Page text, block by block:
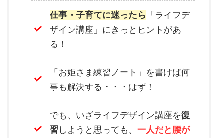
仕事・子育てに迷ったら 「ライフデ
ザイン講座」にきっとヒントがあ
る！
「お姫さま練習ノート」を書けば何
事も解決する・・・はず！
でも、いざライフデザイン講座を復
習 しようと思っても、 一人だと腰が